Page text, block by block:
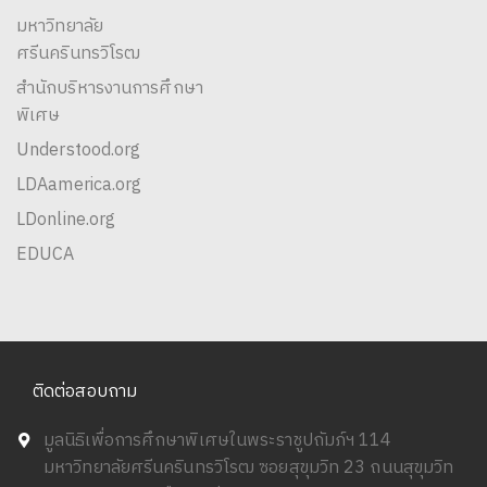
มหาวิทยาลัย
ศรีนครินทรวิโรฒ
สำนักบริหารงานการศึกษา
พิเศษ
Understood.org
LDAamerica.org
LDonline.org
EDUCA
ติดต่อสอบถาม
มูลนิธิเพื่อการศึกษาพิเศษในพระราชูปถัมภ์ฯ 114
มหาวิทยาลัยศรีนครินทรวิโรฒ ซอยสุขุมวิท 23 ถนนสุขุมวิท